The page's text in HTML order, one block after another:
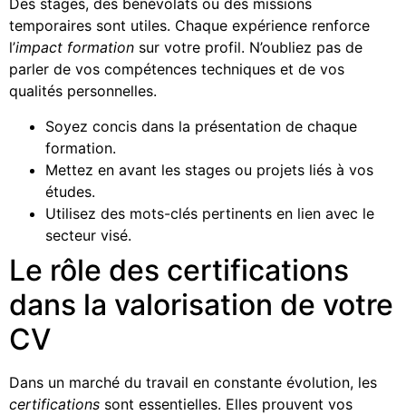
Des stages, des bénévolats ou des missions
temporaires sont utiles. Chaque expérience renforce
l’impact formation sur votre profil. N’oubliez pas de
parler de vos compétences techniques et de vos
qualités personnelles.
Soyez concis dans la présentation de chaque
formation.
Mettez en avant les stages ou projets liés à vos
études.
Utilisez des mots-clés pertinents en lien avec le
secteur visé.
Le rôle des certifications
dans la valorisation de votre
CV
Dans un marché du travail en constante évolution, les
certifications sont essentielles. Elles prouvent vos